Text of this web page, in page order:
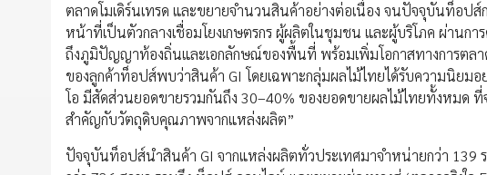
ตลาดโมเดิร์นเทรด และขยายจำนวนสินค้าอย่างต่อเนื่อง จนปัจจุบันท็อปส์
หน้าที่เป็นตัวกลางเชื่อมโยงเกษตรกร ผู้ผลิตในชุมชน และผู้บริโภค ผ่าน
ถึงภูมิปัญญาท้องถิ่นและเอกลักษณ์ของพื้นที่ พร้อมเพิ่มโอกาสทางการตล
ของลูกค้าท็อปส์พบว่าสินค้า GI โดยเฉพาะกลุ่มผลไม้ไทยได้รับความนิยมอ
โอ มีสัดส่วนยอดขายรวมกันถึง 30–40% ของยอดขายผลไม้ไทยทั้งหมด
สำคัญกับวัตถุดิบคุณภาพจากแหล่งผลิต”
ปัจจุบันท็อปส์นำสินค้า GI จากแหล่งผลิตทั่วประเทศมาจำหน่ายกว่า 139